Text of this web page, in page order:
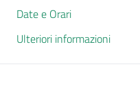
Date e Orari
Ulteriori informazioni